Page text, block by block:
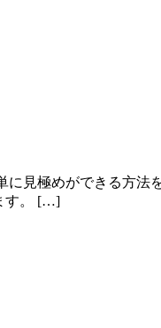
見極めができる方
す。 […]